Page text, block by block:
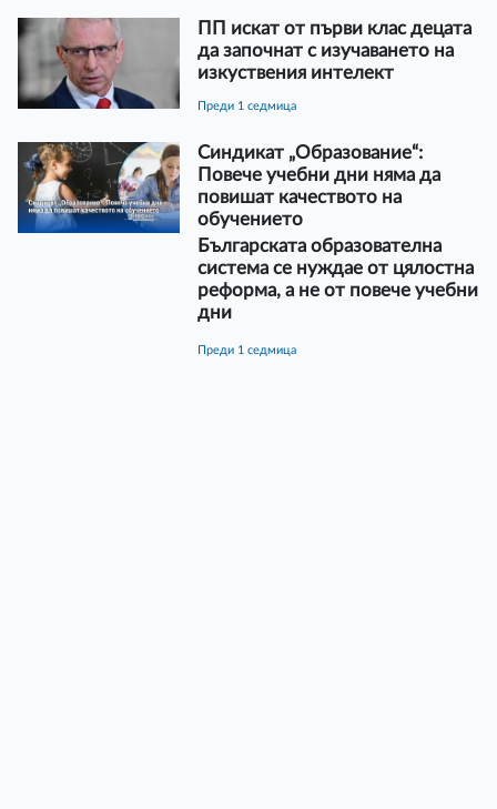
ПП искат от първи клас децата
да започнат с изучаването на
изкуствения интелект
преди 1 седмица
Синдикат „Образование“:
Повече учебни дни няма да
повишат качеството на
обучението
Българската образователна
система се нуждае от цялостна
реформа, а не от повече учебни
дни
преди 1 седмица